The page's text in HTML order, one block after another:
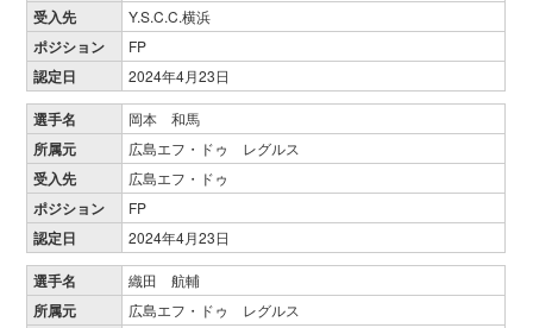
受入先 Y.S.C.C.横浜
ポジション FP
認定日 2024年4月23日
選手名 岡本 和馬
所属元 広島エフ・ドゥ レグルス
受入先 広島エフ・ドゥ
ポジション FP
認定日 2024年4月23日
選手名 織田 航輔
所属元 広島エフ・ドゥ レグルス